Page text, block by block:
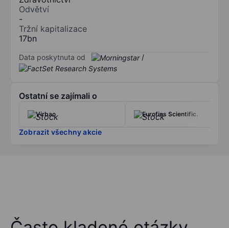
Odvětví
-
Tržní kapitalizace
17bn
Data poskytnuta od /
Ostatní se zajímali o
Virbac Eurofins Scientific.
Zobrazit všechny akcie